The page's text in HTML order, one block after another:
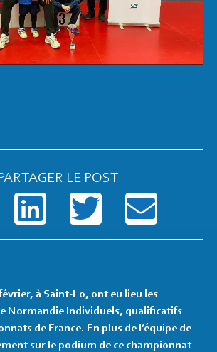
PARTAGER LE POST
à Saint-Lo, ont eu lieu les
Normandie Individuels, qualificatifs
de France. En plus de l’équipe de
sur le podium de ce championnat